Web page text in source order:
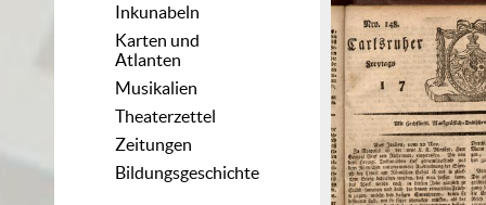
Inkunabeln
Karten und
Atlanten
Musikalien
Theaterzettel
Zeitungen
Bildungsgeschichte